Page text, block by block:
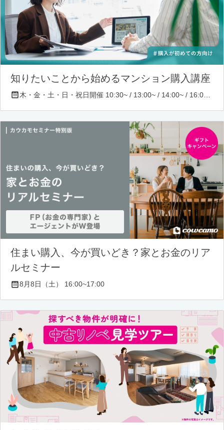
知りたいことから始めるマンション購入講座
住まい購入、今が買いどき？家とお金のリア
ルセミナー
8月8日（土） 16:00~17:00